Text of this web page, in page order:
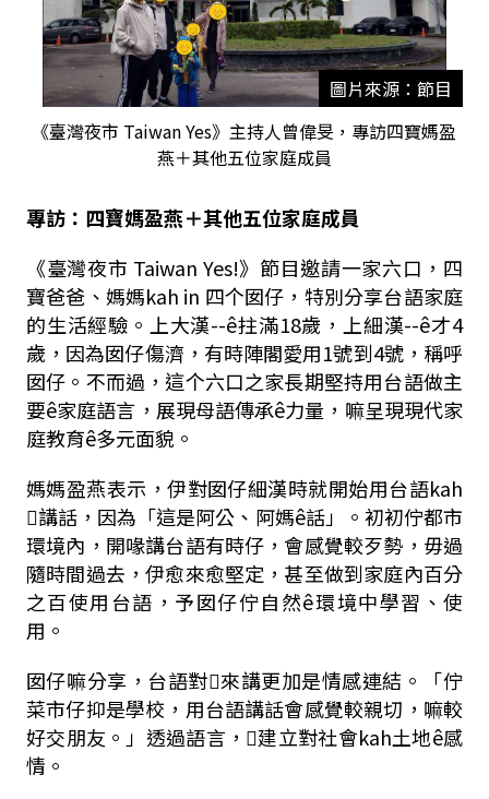
圖片來源：節目
《臺灣夜市 Taiwan Yes》主持人曾偉旻，專訪四寶媽盈
燕＋其他五位家庭成員
專訪：四寶媽盈燕＋其他五位家庭成員
《臺灣夜市 Taiwan Yes!》節目邀請一家六口，四
寶爸爸、媽媽kah in 四个囡仔，特別分享台語家庭
的生活經驗。上大漢--ê拄滿18歲，上細漢--ê才4
歲，因為囡仔傷濟，有時陣閣愛用1號到4號，稱呼
囡仔。不而過，這个六口之家長期堅持用台語做主
要ê家庭語言，展現母語傳承ê力量，嘛呈現現代家
庭教育ê多元面貌。
媽媽盈燕表示，伊對囡仔細漢時就開始用台語kah
𪜶講話，因為「這是阿公、阿媽ê話」。初初佇都市
環境內，開喙講台語有時仔，會感覺較歹勢，毋過
隨時間過去，伊愈來愈堅定，甚至做到家庭內百分
之百使用台語，予囡仔佇自然ê環境中學習、使
用。
囡仔嘛分享，台語對𪜶來講更加是情感連結。「佇
菜市仔抑是學校，用台語講話會感覺較親切，嘛較
好交朋友。」透過語言，𪜶建立對社會kah土地ê感
情。